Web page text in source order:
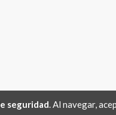
seguridad. Al navegar,